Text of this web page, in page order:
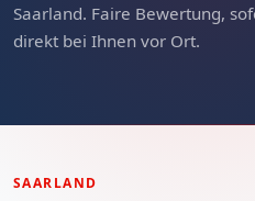
Saarland. Faire Bewertung,
direkt bei Ihnen vor Ort.
SAARLAND